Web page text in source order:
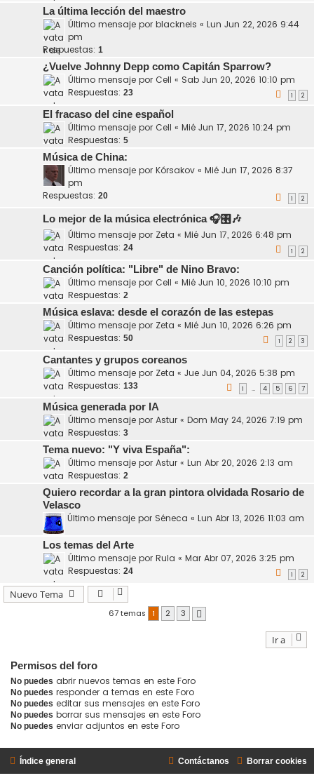
La última lección del maestro
Último mensaje por blackneis « Lun Jun 22, 2026 9:44
pm
Respuestas: 1
¿Vuelve Johnny Depp como Capitán Sparrow?
Último mensaje por Cell « Sab Jun 20, 2026 10:10 pm
Respuestas: 23 1 2
El fracaso del cine español
Último mensaje por Cell « Mié Jun 17, 2026 10:24 pm
Respuestas: 5
Música de China:
Último mensaje por Kórsakov « Mié Jun 17, 2026 8:37
pm
Respuestas: 20 1 2
Lo mejor de la música electrónica 🎧🎛️🎶
Último mensaje por Zeta « Mié Jun 17, 2026 6:48 pm
Respuestas: 24 1 2
Canción política: "Libre" de Nino Bravo:
Último mensaje por Cell « Mié Jun 10, 2026 10:10 pm
Respuestas: 2
Música eslava: desde el corazón de las estepas
Último mensaje por Zeta « Mié Jun 10, 2026 6:26 pm
Respuestas: 50 1 2 3
Cantantes y grupos coreanos
Último mensaje por Zeta « Jue Jun 04, 2026 5:38 pm
Respuestas: 133 1 … 4 5 6 7
Música generada por IA
Último mensaje por Astur « Dom May 24, 2026 7:19 pm
Respuestas: 3
Tema nuevo: "Y viva España":
Último mensaje por Astur « Lun Abr 20, 2026 2:13 am
Respuestas: 2
Quiero recordar a la gran pintora olvidada Rosario de
Velasco
Último mensaje por Séneca « Lun Abr 13, 2026 11:03 am
Los temas del Arte
Último mensaje por Rula « Mar Abr 07, 2026 3:25 pm
Respuestas: 24 1 2
Nuevo Tema
67 temas 1 2 3
Ir a
Permisos del foro
No puedes abrir nuevos temas en este Foro
No puedes responder a temas en este Foro
No puedes editar sus mensajes en este Foro
No puedes borrar sus mensajes en este Foro
No puedes enviar adjuntos en este Foro
Índice general Borrar cookies
Contáctanos